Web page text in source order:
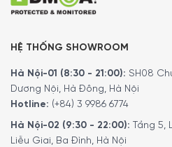
Máy Xay Mini Tefal MQ80E838
đó quá trình vệ sinh máy trở
Hotline: 1900 6774hoặc
những tư vấn chi tiết và đặt
Hoặc Đặt hàng trực tiếp trên
gọi lại để xác nhận đơn hàng
HỆ THỐNG SHOWROOM
Hà Nội-01 (8:30 - 21:00): SH08
Dương Nội, Hà Đông, Hà Nội
Hotline: (+84) 3 9986 6774
Hà Nội-02 (9:30 - 22:00): Tầng 5,
Liễu Giai, Ba Đình, Hà Nội